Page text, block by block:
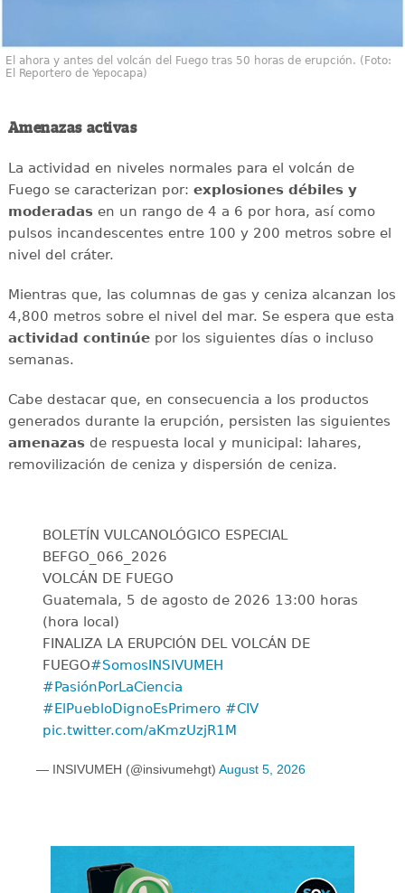
El ahora y antes del volcán del Fuego tras 50 horas de erupción. (Foto:
El Reportero de Yepocapa)
Amenazas activas
La actividad en niveles normales para el volcán de
Fuego se caracterizan por: explosiones débiles y
moderadasen un rango de 4 a 6 por hora, así como
pulsos incandescentes entre 100 y 200 metros sobre el
nivel del cráter.
Mientras que, las columnas de gas y ceniza alcanzan los
4,800 metros sobre el nivel del mar. Se espera que esta
actividad continúepor los siguientes días o incluso
semanas.
Cabe destacar que, en consecuencia a los productos
generados durante la erupción, persisten las siguientes
amenazasde respuesta local y municipal: lahares,
removilización de ceniza y dispersión de ceniza.
BOLETÍN VULCANOLÓGICO ESPECIAL
BEFGO_066_2026
VOLCÁN DE FUEGO
Guatemala, 5 de agosto de 2026 13:00 horas
(hora local)
FINALIZA LA ERUPCIÓN DEL VOLCÁN DE
FUEGO#SomosINSIVUMEH
#PasiónPorLaCiencia
#ElPuebloDignoEsPrimero #CIV
pic.twitter.com/aKmzUzjR1M
— INSIVUMEH (@insivumehgt) August 5, 2026